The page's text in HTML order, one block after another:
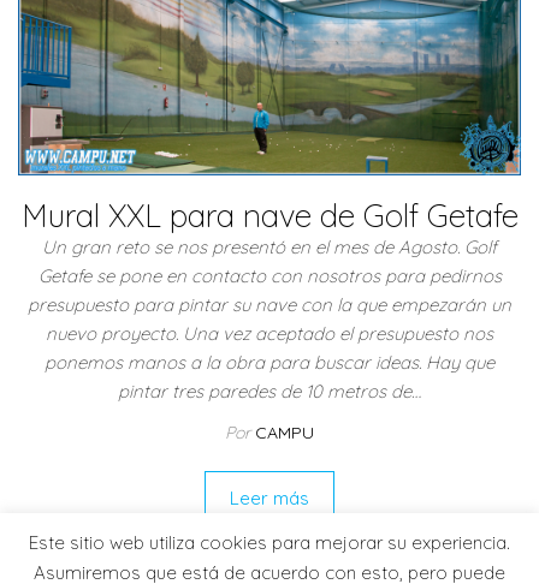
Mural XXL para nave de Golf Getafe
Un gran reto se nos presentó en el mes de Agosto. Golf
Getafe se pone en contacto con nosotros para pedirnos
presupuesto para pintar su nave con la que empezarán un
nuevo proyecto. Una vez aceptado el presupuesto nos
ponemos manos a la obra para buscar ideas. Hay que
pintar tres paredes de 10 metros de…
Por CAMPU
Leer más
Este sitio web utiliza cookies para mejorar su experiencia.
Asumiremos que está de acuerdo con esto, pero puede